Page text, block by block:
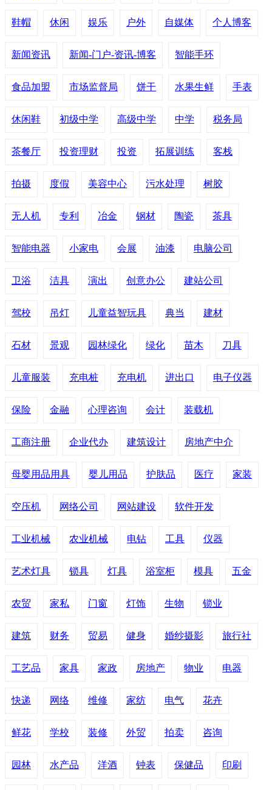
鞋帽 休闲 娱乐 户外 自媒体 个人博客
新闻资讯 新闻-门户-资讯-博客 智能手环
食品加盟 市场监督局 饼干 水果生鲜 手表
休闲鞋 初级中学 高级中学 中学 税务局
茶餐厅 投资理财 投资 拓展训练 客栈
拍摄 度假 美容中心 污水处理 树胶
无人机 专利 冶金 钢材 陶瓷 茶具
智能电器 小家电 会展 油漆 电脑公司
卫浴 洁具 演出 创意办公 建站公司
驾校 吊灯 儿童益智玩具 典当 建材
石材 景观 园林绿化 绿化 苗木 刀具
儿童服装 充电桩 充电机 进出口 电子仪器
保险 金融 心理咨询 会计 装载机
工商注册 企业代办 建筑设计 房地产中介
母婴用品用具 婴儿用品 护肤品 医疗 家装
空压机 网络公司 网站建设 软件开发
工业机械 农业机械 电钻 工具 仪器
艺术灯具 锁具 灯具 浴室柜 模具 五金
农贸 家私 门窗 灯饰 生物 锁业
建筑 财务 贸易 健身 婚纱摄影 旅行社
工艺品 家具 家政 房地产 物业 电器
快递 网络 维修 家纺 电气 花卉
鲜花 学校 装修 外贸 拍卖 咨询
园林 水产品 洋酒 钟表 保健品 印刷